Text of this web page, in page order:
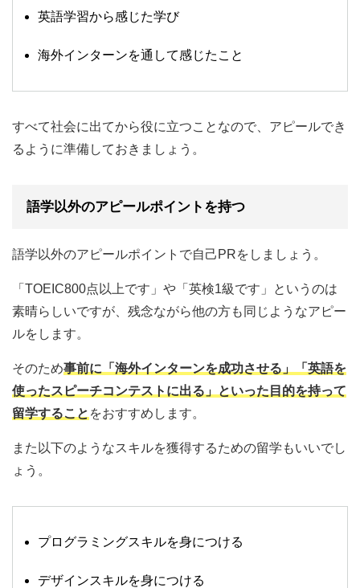
英語学習から感じた学び
海外インターンを通して感じたこと
すべて社会に出てから役に立つことなので、アピールでき
るように準備しておきましょう。
語学以外のアピールポイントを持つ
語学以外のアピールポイントで自己PRをしましょう。
「TOEIC800点以上です」や「英検1級です」というのは
素晴らしいですが、残念ながら他の方も同じようなアピー
ルをします。
そのため事前に「海外インターンを成功させる」「英語を
使ったスピーチコンテストに出る」といった目的を持って
留学することをおすすめします。
また以下のようなスキルを獲得するための留学もいいでし
ょう。
プログラミングスキルを身につける
デザインスキルを身につける